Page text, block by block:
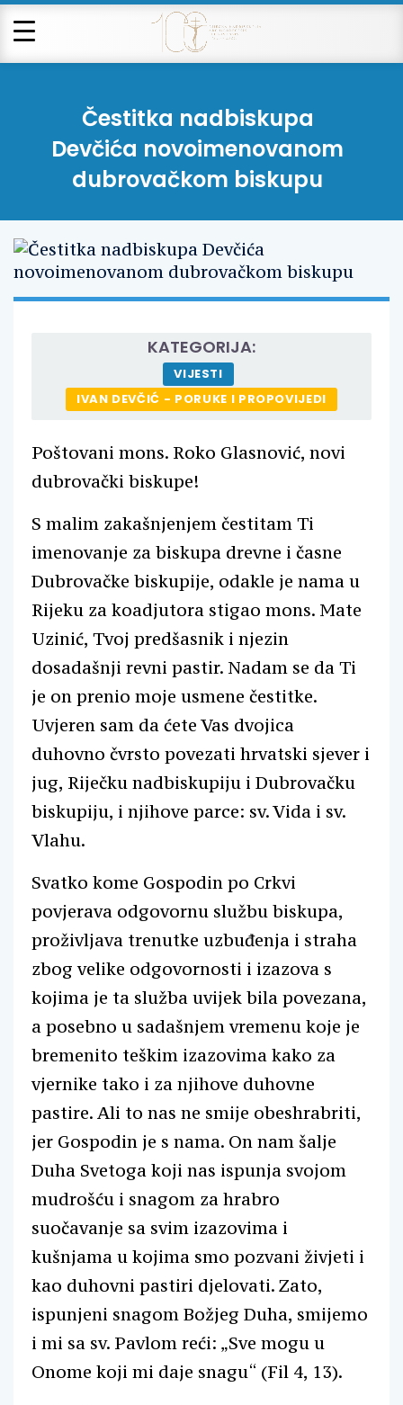
Čestitka nadbiskupa
Devčića novoimenovanom
dubrovačkom biskupu
KATEGORIJA:
VIJESTI
IVAN DEVČIĆ - PORUKE I PROPOVIJEDI
Poštovani mons. Roko Glasnović, novi
dubrovački biskupe!
S malim zakašnjenjem čestitam Ti
imenovanje za biskupa drevne i časne
Dubrovačke biskupije, odakle je nama u
Rijeku za koadjutora stigao mons. Mate
Uzinić, Tvoj predšasnik i njezin
dosadašnji revni pastir. Nadam se da Ti
je on prenio moje usmene čestitke.
Uvjeren sam da ćete Vas dvojica
duhovno čvrsto povezati hrvatski sjever i
jug, Riječku nadbiskupiju i Dubrovačku
biskupiju, i njihove parce: sv. Vida i sv.
Vlahu.
Svatko kome Gospodin po Crkvi
povjerava odgovornu službu biskupa,
proživljava trenutke uzbuđenja i straha
zbog velike odgovornosti i izazova s
kojima je ta služba uvijek bila povezana,
a posebno u sadašnjem vremenu koje je
bremenito teškim izazovima kako za
vjernike tako i za njihove duhovne
pastire. Ali to nas ne smije obeshrabriti,
jer Gospodin je s nama. On nam šalje
Duha Svetoga koji nas ispunja svojom
mudrošću i snagom za hrabro
suočavanje sa svim izazovima i
kušnjama u kojima smo pozvani živjeti i
kao duhovni pastiri djelovati. Zato,
ispunjeni snagom Božjeg Duha, smijemo
i mi sa sv. Pavlom reći: „Sve mogu u
Onome koji mi daje snagu“ (Fil 4, 13).